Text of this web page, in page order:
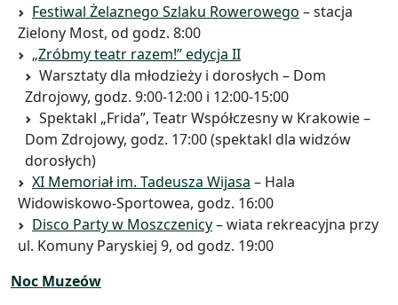
Festiwal Żelaznego Szlaku Rowerowego – stacja
Zielony Most, od godz. 8:00
„Zróbmy teatr razem!” edycja II
Warsztaty dla młodzieży i dorosłych – Dom
Zdrojowy, godz. 9:00-12:00 i 12:00-15:00
Spektakl „Frida”, Teatr Współczesny w Krakowie –
Dom Zdrojowy, godz. 17:00 (spektakl dla widzów
dorosłych)
XI Memoriał im. Tadeusza Wijasa – Hala
Widowiskowo-Sportowea, godz. 16:00
Disco Party w Moszczenicy– wiata rekreacyjna przy
ul. Komuny Paryskiej 9, od godz. 19:00
Noc Muzeów